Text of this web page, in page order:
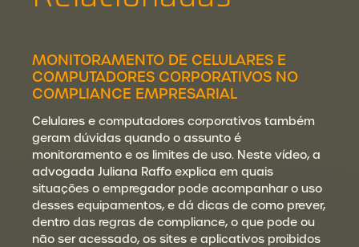
MONITORAMENTO DE CELULARES E
COMPUTADORES CORPORATIVOS NO
COMPLIANCE EMPRESARIAL
Celulares e computadores corporativos também
geram dúvidas quando o assunto é
monitoramento e os limites de uso. Neste vídeo, a
advogada Juliana Raffo explica em quais
situações o empregador pode acompanhar o uso
desses equipamentos, e dá dicas de como prever,
dentro das regras de compliance, o que pode ou
não ser acessado, os sites e aplicativos proibidos